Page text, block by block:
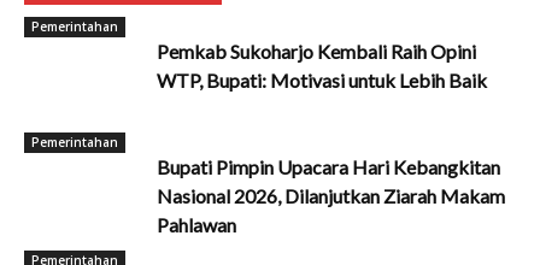
Pemerintahan
Pemkab Sukoharjo Kembali Raih Opini
WTP, Bupati: Motivasi untuk Lebih Baik
Pemerintahan
Bupati Pimpin Upacara Hari Kebangkitan
Nasional 2026, Dilanjutkan Ziarah Makam
Pahlawan
Pemerintahan